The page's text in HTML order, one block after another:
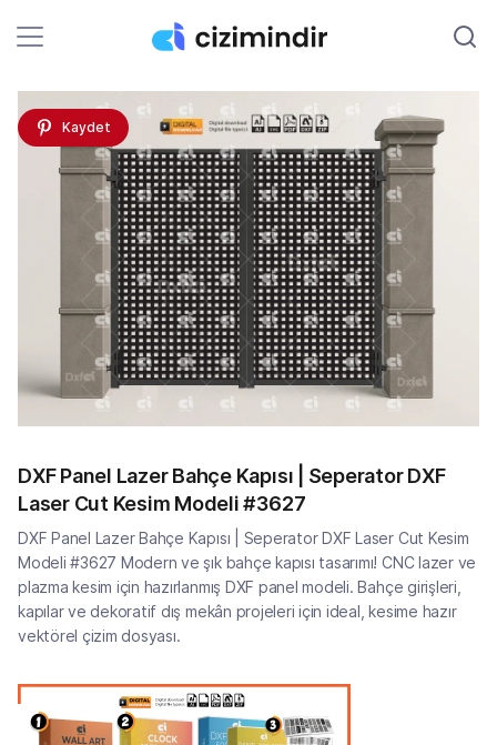
Kaydet
DXF Panel Lazer Bahçe Kapısı | Seperator DXF
Laser Cut Kesim Modeli #3627
DXF Panel Lazer Bahçe Kapısı | Seperator DXF Laser Cut Kesim
Modeli #3627 Modern ve şık bahçe kapısı tasarımı! CNC lazer ve
plazma kesim için hazırlanmış DXF panel modeli. Bahçe girişleri,
kapılar ve dekoratif dış mekân projeleri için ideal, kesime hazır
vektörel çizim dosyası.